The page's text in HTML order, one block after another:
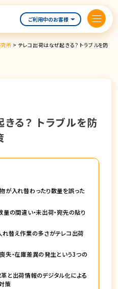
ご利用中のお客様
所 > テレコ出荷はなぜ起きる？ トラブルを防
る？ トラブルを防
が入れ替わったり数量を誤った
の間違い・未出荷・宛先の貼り
れ替え作業の多さがテレコ出荷
失・在庫差異の発生という3つの
と出荷情報のデジタル化による
策